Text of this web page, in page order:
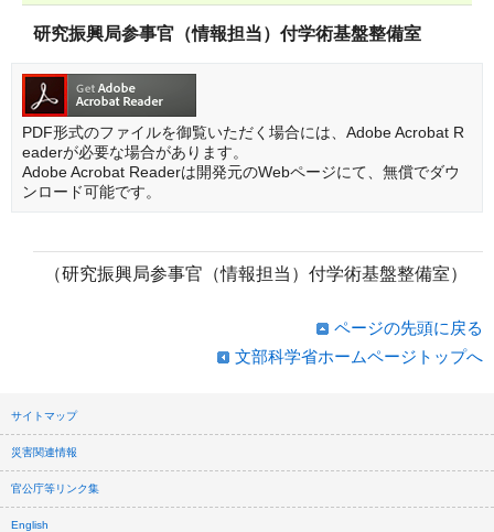
研究振興局参事官（情報担当）付学術基盤整備室
PDF形式のファイルを御覧いただく場合には、Adobe Acrobat R
eaderが必要な場合があります。
Adobe Acrobat Readerは開発元のWebページにて、無償でダウ
ンロード可能です。
（研究振興局参事官（情報担当）付学術基盤整備室）
ページの先頭に戻る
文部科学省ホームページトップへ
サイトマップ
災害関連情報
官公庁等リンク集
English